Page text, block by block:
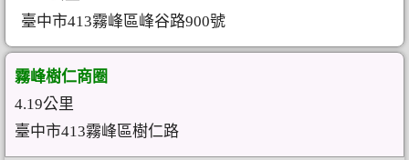
臺中市413霧峰區峰谷路900號
霧峰樹仁商圈
4.19公里
臺中市413霧峰區樹仁路